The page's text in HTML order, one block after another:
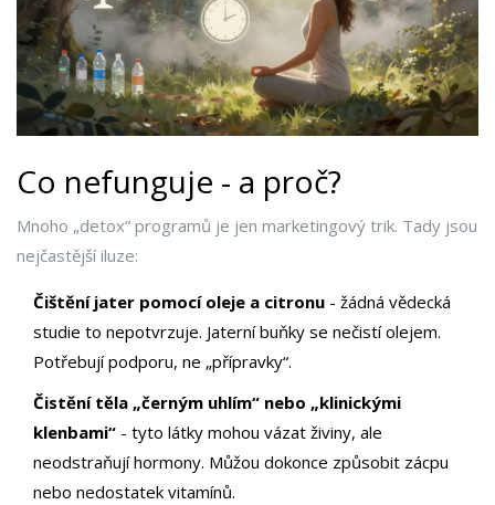
Co nefunguje - a proč?
Mnoho „detox“ programů je jen marketingový trik. Tady jsou
nejčastější iluze:
Čištění jater pomocí oleje a citronu - žádná vědecká
studie to nepotvrzuje. Jaterní buňky se nečistí olejem.
Potřebují podporu, ne „přípravky“.
Čistění těla „černým uhlím“ nebo „klinickými
klenbami“ - tyto látky mohou vázat živiny, ale
neodstraňují hormony. Můžou dokonce způsobit zácpu
nebo nedostatek vitamínů.